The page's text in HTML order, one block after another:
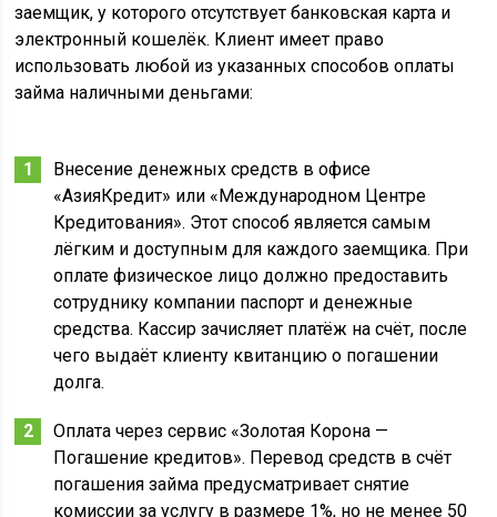
заемщик, у которого отсутствует банковская карта и
электронный кошелёк. Клиент имеет право
использовать любой из указанных способов оплаты
займа наличными деньгами:
Внесение денежных средств в офисе
«АзияКредит» или «Международном Центре
Кредитования». Этот способ является самым
лёгким и доступным для каждого заемщика. При
оплате физическое лицо должно предоставить
сотруднику компании паспорт и денежные
средства. Кассир зачисляет платёж на счёт, после
чего выдаёт клиенту квитанцию о погашении
долга.
Оплата через сервис «Золотая Корона —
Погашение кредитов». Перевод средств в счёт
погашения займа предусматривает снятие
комиссии за услугу в размере 1%, но не менее 50